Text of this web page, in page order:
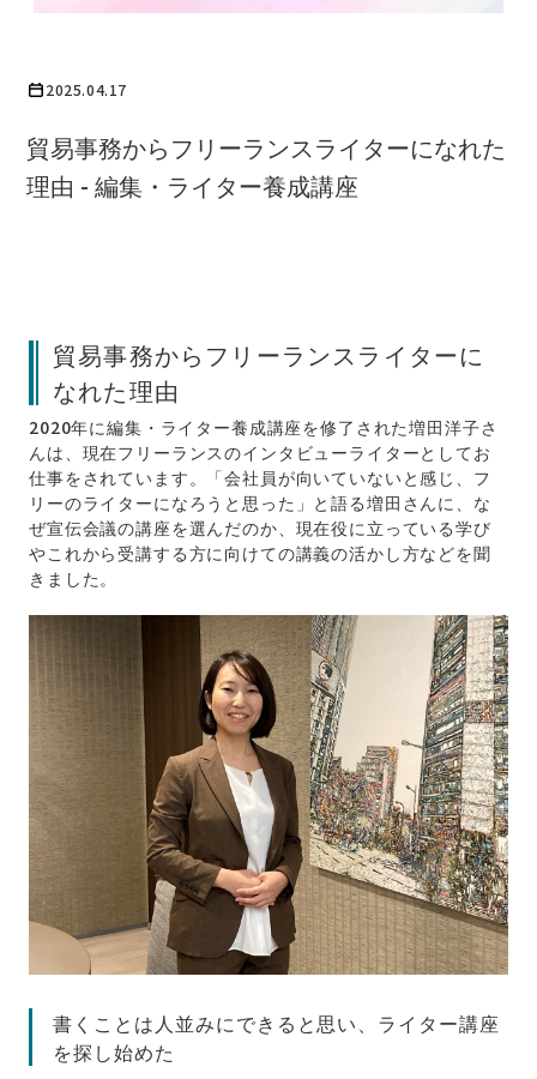
2025.04.17
貿易事務からフリーランスライターになれた
理由 - 編集・ライター養成講座
貿易事務からフリーランスライターに
なれた理由
2020年に編集・ライター養成講座を修了された増田洋子さ
んは、現在フリーランスのインタビューライターとしてお
仕事をされています。「会社員が向いていないと感じ、フ
リーのライターになろうと思った」と語る増田さんに、な
ぜ宣伝会議の講座を選んだのか、現在役に立っている学び
やこれから受講する方に向けての講義の活かし方などを聞
きました。
書くことは人並みにできると思い、ライター講座
を探し始めた